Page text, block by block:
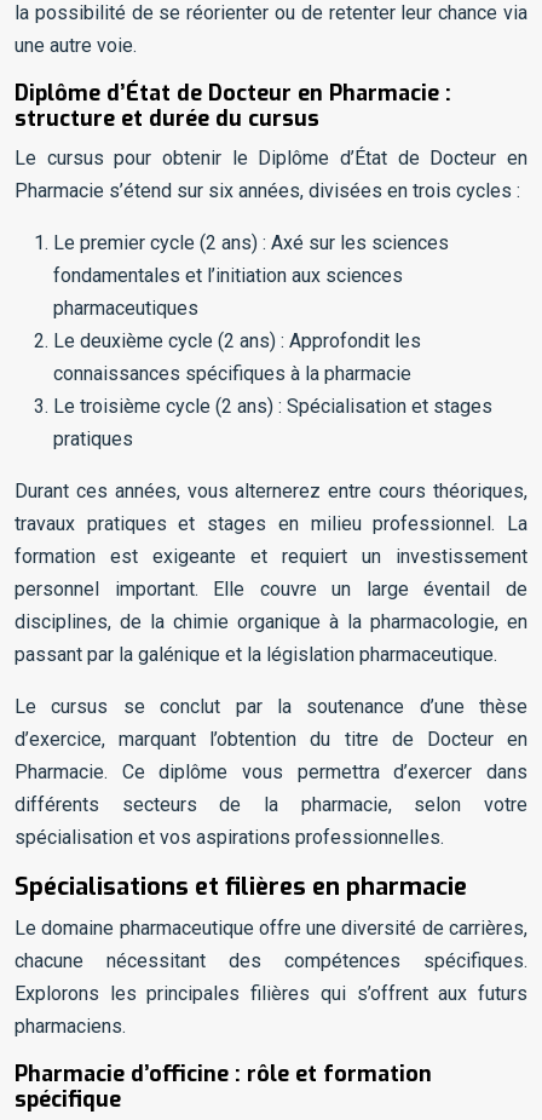
la possibilité de se réorienter ou de retenter leur chance via
une autre voie.
Diplôme d’État de Docteur en Pharmacie :
structure et durée du cursus
Le cursus pour obtenir le Diplôme d’État de Docteur en
Pharmacie s’étend sur six années, divisées en trois cycles :
Le premier cycle (2 ans) : Axé sur les sciences
fondamentales et l’initiation aux sciences
pharmaceutiques
Le deuxième cycle (2 ans) : Approfondit les
connaissances spécifiques à la pharmacie
Le troisième cycle (2 ans) : Spécialisation et stages
pratiques
Durant ces années, vous alternerez entre cours théoriques,
travaux pratiques et stages en milieu professionnel. La
formation est exigeante et requiert un investissement
personnel important. Elle couvre un large éventail de
disciplines, de la chimie organique à la pharmacologie, en
passant par la galénique et la législation pharmaceutique.
Le cursus se conclut par la soutenance d’une thèse
d’exercice, marquant l’obtention du titre de Docteur en
Pharmacie. Ce diplôme vous permettra d’exercer dans
différents secteurs de la pharmacie, selon votre
spécialisation et vos aspirations professionnelles.
Spécialisations et filières en pharmacie
Le domaine pharmaceutique offre une diversité de carrières,
chacune nécessitant des compétences spécifiques.
Explorons les principales filières qui s’offrent aux futurs
pharmaciens.
Pharmacie d’officine : rôle et formation
spécifique